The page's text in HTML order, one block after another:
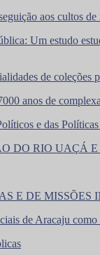
aos cultos
Um estudo
de coleções
anos de
e das
DO RIO UAÇÁ
E DE MISSÕES
de Aracaju